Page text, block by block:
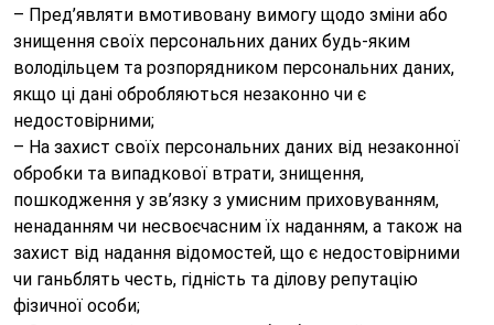
– Пред’являти вмотивовану вимогу щодо зміни або
знищення своїх персональних даних будь-яким
володільцем та розпорядником персональних даних,
якщо ці дані обробляються незаконно чи є
недостовірними;
– На захист своїх персональних даних від незаконної
обробки та випадкової втрати, знищення,
пошкодження у зв’язку з умисним приховуванням,
ненаданням чи несвоєчасним їх наданням, а також на
захист від надання відомостей, що є недостовірними
чи ганьблять честь, гідність та ділову репутацію
фізичної особи;